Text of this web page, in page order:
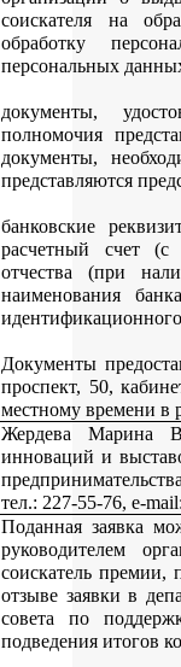
соискателя на
обработку
персональных
документы,
полномочия
документы,
представляются
банковские
расчетный счет (с
отчества (при
наименования
Документы
проспект, 50,
местному времени в
Жердева Марина
инноваций и
тел.: 227-55-76, e-
Поданная заявка
руководителем
соискатель премии,
отзыве заявки в
совета по
подведения итогов